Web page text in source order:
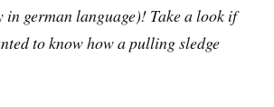
german language)! Take a look if
to know how a pulling sledge